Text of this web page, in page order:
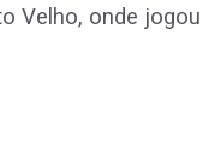
Velho, onde